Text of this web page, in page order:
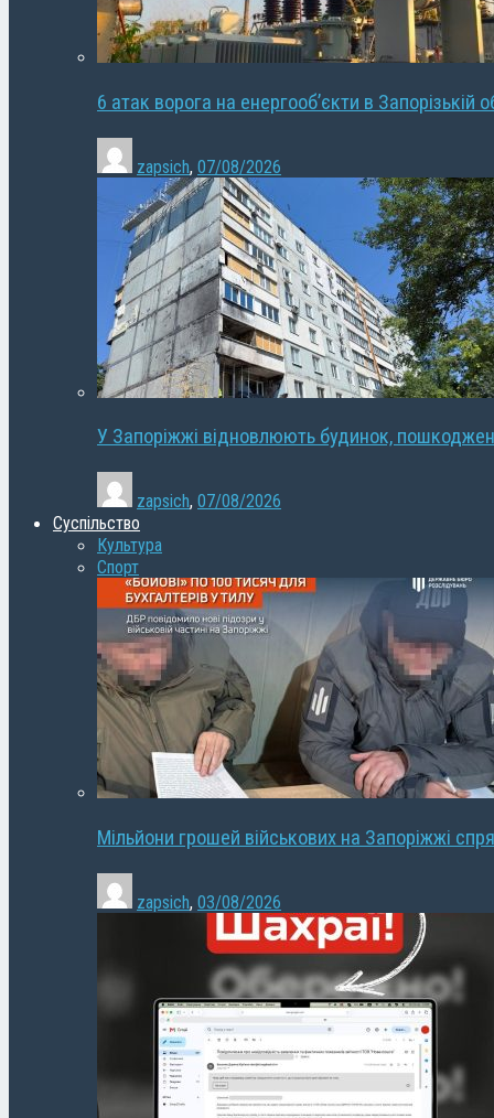
6 атак ворога на енергооб’єкти в Запорізькій
zapsich, 07/08/2026
У Запоріжжі відновлюють будинок,
zapsich, 07/08/2026
Суспільство
Культура
Спорт
Мільйони грошей військових на Запоріжжі
zapsich, 03/08/2026